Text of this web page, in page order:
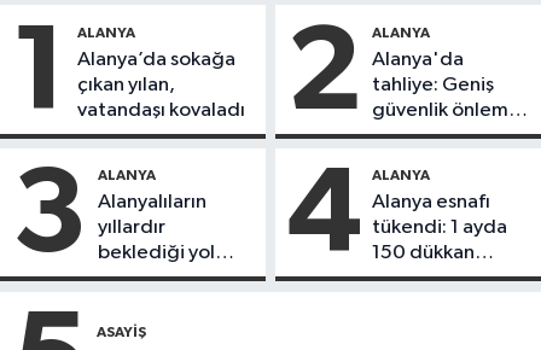
1 ALANYA
Alanya’da sokağa
çıkan yılan,
vatandaşı kovaladı
2 ALANYA
Alanya'da
tahliye: Geniş
güvenlik önlemi
alındı
3 ALANYA
Alanyalıların
yıllardır
beklediği yol
askıdan döndü
4 ALANYA
Alanya esnafı
tükendi: 1 ayda
150 dükkan
kapandı
ASAYIŞ